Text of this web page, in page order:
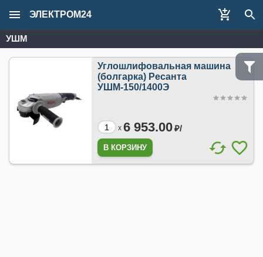
ЭЛЕКТРОМ24
УШМ
Углошлифовальная машина
(болгарка) Ресанта
УШМ-150/1400Э
x 6 953.00₽/